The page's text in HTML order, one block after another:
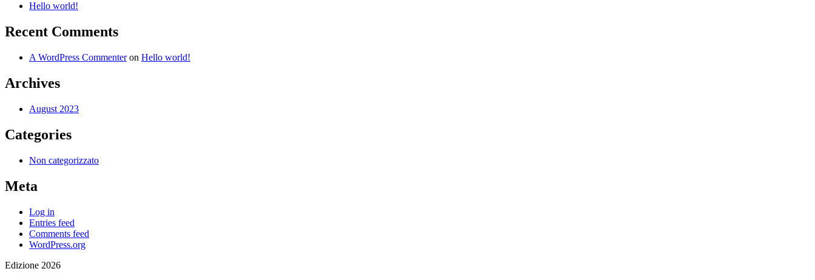
Hello world!
Recent Comments
A WordPress Commenteron Hello world!
Archives
August 2023
Categories
Non categorizzato
Meta
Log in
Entries feed
Comments feed
WordPress.org
Edizione 2026